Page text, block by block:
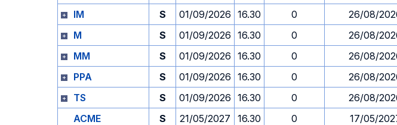
IM
S 01/09/2026 16.30 0
26/08/
M
S 01/09/2026 16.30 0
26/08/
MM
S 01/09/2026 16.30 0
26/08/
PPA
S 01/09/2026 16.30 0
26/08/
TS
S 01/09/2026 16.30 0
26/08/
ACME
S 21/05/2027 16.30 0
17/05/